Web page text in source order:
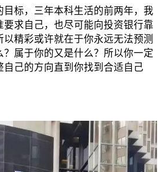
目标，三年本科生活的前两年，我
要求自己，也尽可能向投资银行靠
精彩或许就在于你永远无法预测
？属于你的又是什么？所以你一定
自己的方向直到你找到合适自己